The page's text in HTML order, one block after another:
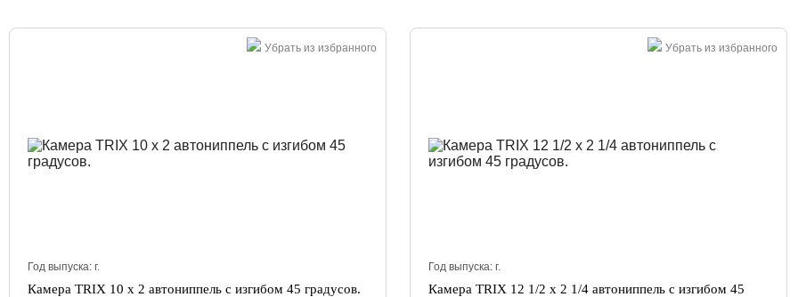
Убрать из избранного
Год выпуска: г.
Камера TRIX 10 x 2 автониппель с изгибом 45 градусов.
Убрать из избранного
Год выпуска:г.
Камера TRIX 12 1/2 x 2 1/4 автониппель с изгибом 45